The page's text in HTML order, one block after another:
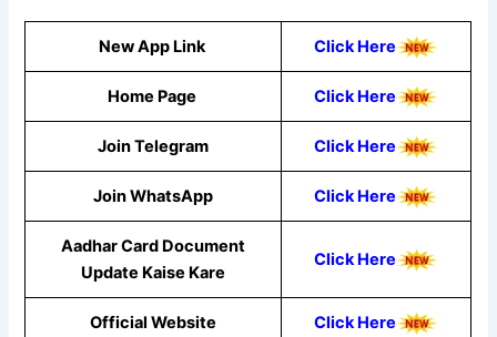
New App Link Click Here
Home Page Click Here
Join Telegram Click Here
Join WhatsApp Click Here
Aadhar Card Document
Update Kaise Kare
Click Here
Official Website Click Here